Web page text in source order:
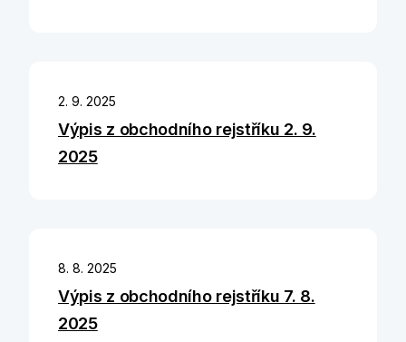
2. 9. 2025
Výpis z obchodního rejstříku 2. 9.
2025
8. 8. 2025
Výpis z obchodního rejstříku 7. 8.
2025